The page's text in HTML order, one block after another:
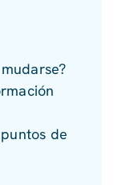
de